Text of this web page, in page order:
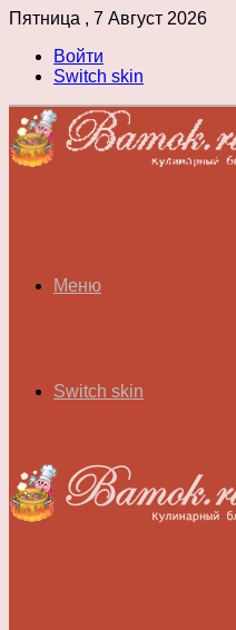
Пятница , 7 Август 2026
Войти
Switch skin
Меню
Switch skin